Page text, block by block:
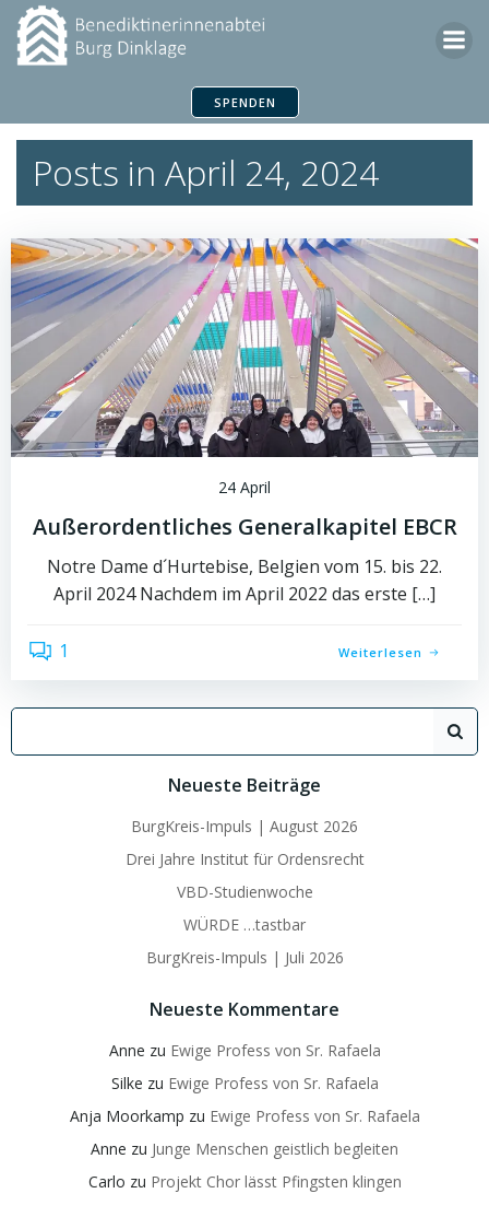
Zum
Inhalt
SPENDEN
Posts in April 24, 2024
24 April
Außerordentliches Generalkapitel EBCR
Notre Dame d´Hurtebise, Belgien vom 15. bis 22.
April 2024 Nachdem im April 2022 das erste […]
1 Weiterlesen
for:
Neueste Beiträge
BurgKreis-Impuls | August 2026
Drei Jahre Institut für Ordensrecht
VBD-Studienwoche
WÜRDE …tastbar
BurgKreis-Impuls | Juli 2026
Neueste Kommentare
Anne zu Ewige Profess von Sr. Rafaela
Silke zu Ewige Profess von Sr. Rafaela
Anja Moorkamp zu Ewige Profess von Sr. Rafaela
Anne zu Junge Menschen geistlich begleiten
Carlo zu Projekt Chor lässt Pfingsten klingen